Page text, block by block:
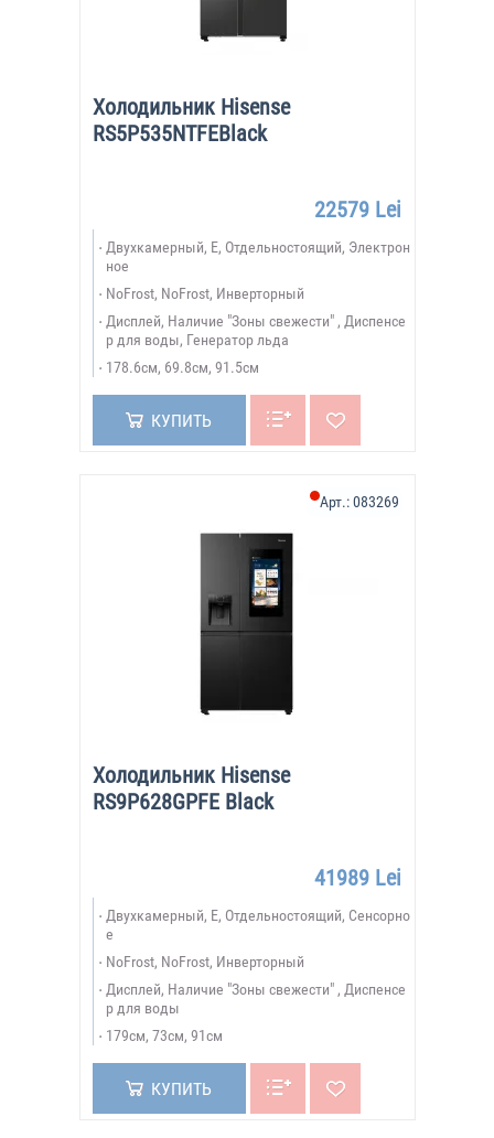
Холодильник Hisense
RS5P535NTFEBlack
22579 Lei
Двухкамерный, E, Отдельностоящий, Электрон
ное
NoFrost, NoFrost, Инверторный
Дисплей, Наличие "Зоны свежести" , Диспенсе
р для воды, Генератор льда
178.6см, 69.8см, 91.5см
КУПИТЬ
Холодильник Hisense
RS9P628GPFE Black
Арт.:083269
41989 Lei
Двухкамерный, E, Отдельностоящий, Сенсорно
е
NoFrost, NoFrost, Инверторный
Дисплей, Наличие "Зоны свежести" , Диспенсе
р для воды
179см, 73см, 91см
КУПИТЬ